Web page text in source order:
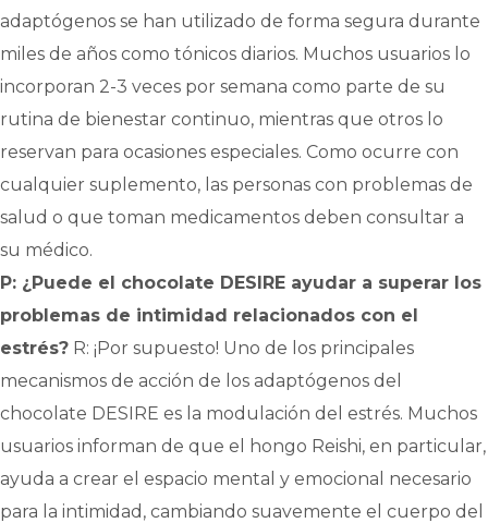
adaptógenos se han utilizado de forma segura durante
miles de años como tónicos diarios. Muchos usuarios lo
incorporan 2-3 veces por semana como parte de su
rutina de bienestar continuo, mientras que otros lo
reservan para ocasiones especiales. Como ocurre con
cualquier suplemento, las personas con problemas de
salud o que toman medicamentos deben consultar a
su médico.
P: ¿Puede el chocolate DESIRE ayudar a superar los
problemas de intimidad relacionados con el
estrés? R: ¡Por supuesto! Uno de los principales
mecanismos de acción de los adaptógenos del
chocolate DESIRE es la modulación del estrés. Muchos
usuarios informan de que el hongo Reishi, en particular,
ayuda a crear el espacio mental y emocional necesario
para la intimidad, cambiando suavemente el cuerpo del